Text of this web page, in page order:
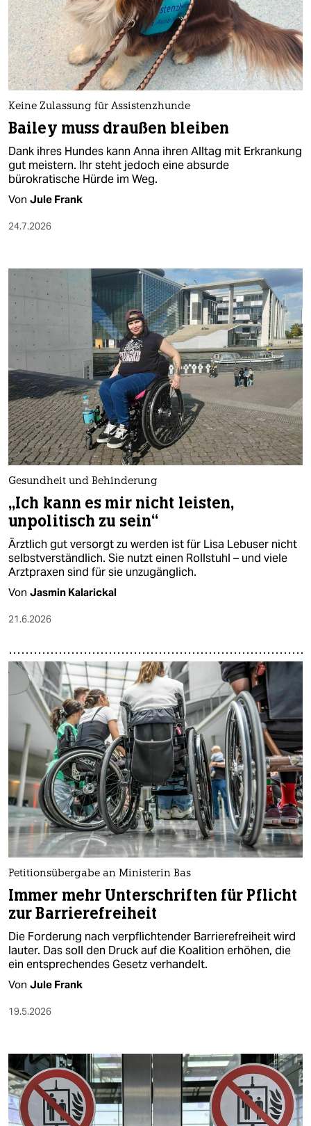
nord
wahrheit
verlag
verlag
veranstaltungen
shop
fragen & hilfe
unterstützen
genossenschaft
epaper login
Keine Zulassung für Assistenzhunde
Bailey muss draußen bleiben
Dank ihres Hundes kann Anna ihren Alltag mit Erkrankung
gut meistern. Ihr steht jedoch eine absurde
bürokratische Hürde im Weg.
Von Jule Frank
24.7.2026
Gesundheit und Behinderung
„Ich kann es mir nicht leisten,
unpolitisch zu sein“
Ärztlich gut versorgt zu werden ist für Lisa Lebuser nicht
selbstverständlich. Sie nutzt einen Rollstuhl – und viele
Arztpraxen sind für sie unzugänglich.
Von Jasmin Kalarickal
21.6.2026
Petitionsübergabe an Ministerin Bas
Immer mehr Unterschriften für Pflicht
zur Barrierefreiheit
Die Forderung nach verpflichtender Barrierefreiheit wird
lauter. Das soll den Druck auf die Koalition erhöhen, die
ein entsprechendes Gesetz verhandelt.
Von Jule Frank
19.5.2026